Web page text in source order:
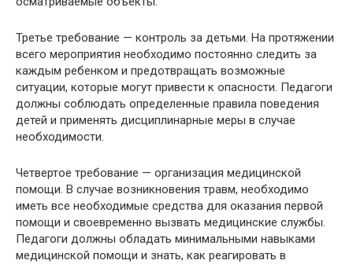
Третье требование — контроль за детьми. На протяжении
всего мероприятия необходимо постоянно следить за
каждым ребенком и предотвращать возможные
ситуации, которые могут привести к опасности. Педагоги
должны соблюдать определенные правила поведения
детей и применять дисциплинарные меры в случае
необходимости.
Четвертое требование — организация медицинской
помощи. В случае возникновения травм, необходимо
иметь все необходимые средства для оказания первой
помощи и своевременно вызвать медицинские службы.
Педагоги должны обладать минимальными навыками
медицинской помощи и знать, как реагировать в